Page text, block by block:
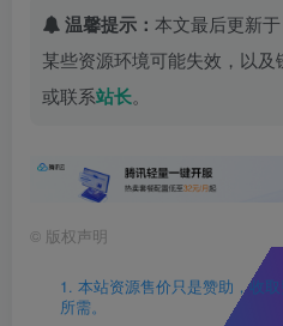
温馨提示： 本文最后更新于
某些资源环境可能失效，以
或联系站长。
© 版权声明
1. 本站资源售价只是赞助，收
所需。